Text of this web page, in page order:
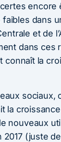
encore
dans
et de
dans ces
connaît la
sociaux,
la
nouveaux
2017 (juste